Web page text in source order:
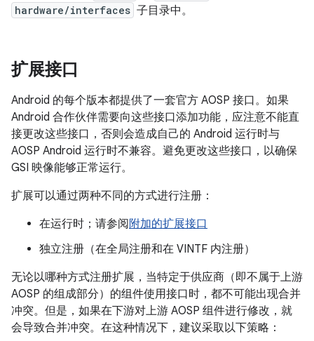
hardware/interfaces 子目录中。
扩展接口
Android 的每个版本都提供了一套官方 AOSP 接口。如果
Android 合作伙伴需要向这些接口添加功能，应注意不能直
接更改这些接口，否则会造成自己的 Android 运行时与
AOSP Android 运行时不兼容。避免更改这些接口，以确保
GSI 映像能够正常运行。
扩展可以通过两种不同的方式进行注册：
在运行时；请参阅 附加的扩展接口
独立注册（在全局注册和在 VINTF 内注册）
无论以哪种方式注册扩展，当特定于供应商（即不属于上游
AOSP 的组成部分）的组件使用接口时，都不可能出现合并
冲突。但是，如果在下游对上游 AOSP 组件进行修改，就
会导致合并冲突。在这种情况下，建议采取以下策略：